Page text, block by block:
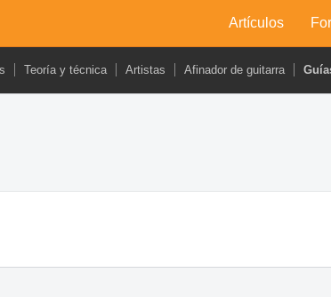
Artículos
Teoría y técnica Artistas Afinador de guitarra